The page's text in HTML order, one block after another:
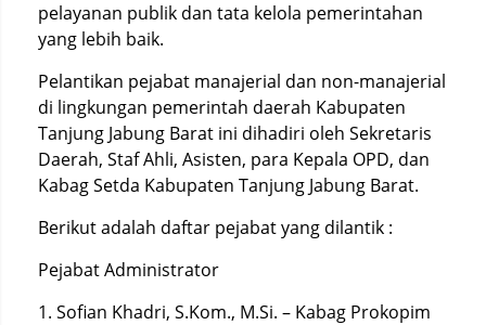
pelayanan publik dan tata kelola pemerintahan
yang lebih baik.
Pelantikan pejabat manajerial dan non-manajerial
di lingkungan pemerintah daerah Kabupaten
Tanjung Jabung Barat ini dihadiri oleh Sekretaris
Daerah, Staf Ahli, Asisten, para Kepala OPD, dan
Kabag Setda Kabupaten Tanjung Jabung Barat.
Berikut adalah daftar pejabat yang dilantik :
Pejabat Administrator
1. Sofian Khadri, S.Kom., M.Si. – Kabag Prokopim